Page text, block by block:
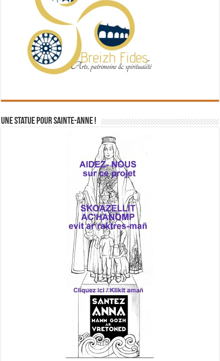
Une statue pour Sainte-Anne !